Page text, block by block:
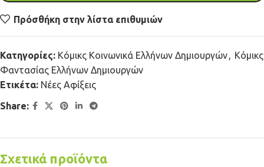
Πρόσθήκη στην λίστα επιθυμιών
Κατηγορίες: Κόμικς Κοινωνικά Ελλήνων Δημιουργών, Κόμικς
Φαντασίας Ελλήνων Δημιουργών
Ετικέτα: Νέες Αφίξεις
Share:
Σχετικά προϊόντα